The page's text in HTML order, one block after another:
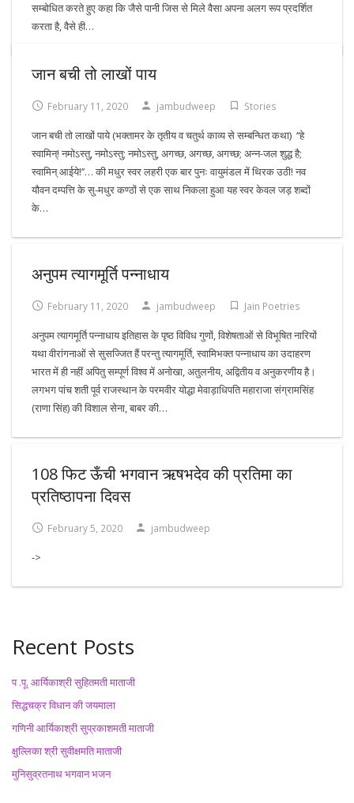
सम्बोधित करते हुए कहा कि जैसे पानी जिस से मिले वैसा अपना अलग रूप प्रदर्शित
करता है, वैसे ही…
जान बची तो लाखों पाय
February 11, 2020 jambudweep Stories
जान बची तो लाखों पाये (भक्तामर के तृतीय व चतुर्थ काव्य से सम्बन्धित कथा) ‘‘हे
स्वामिन्! नमोऽस्तु, नमोऽस्तु; नमोऽस्तु, अगच्छ, अगच्छ, अगच्छ; अन्न-जल शुद्ध है;
स्वामिन् आईये!’’… की मधुर स्वर लहरी एक बार पुनः वायुमंडल में थिरक उठी! नव
यौवन दम्पत्ति के सु-मधुर कण्ठों से एक साथ निकला हुआ यह स्वर केवल जड़ शब्दों
के…
अनुपम त्यागमूर्ति पन्नाधाय
February 11, 2020 jambudweep Jain Poetries
अनुपम त्यागमूर्ति पन्नाधाय इतिहास के पृष्ठ विविध गुणों, विशेषताओं से विभूषित नारियों
यथा वीरांगनाओं से सुसज्जित हैं परन्तु त्यागमूर्ति, स्वामिभक्त पन्नाधाय का उदाहरण
भारत में ही नहीं अपितु सम्पूर्ण विश्व में अनोखा, अतुलनीय, अद्वितीय व अनुकरणीय है।
लगभग पांच शती पूर्व राजस्थान के परमवीर योद्धा मेवाड़ाधिपति महाराजा संग्रामसिंह
(राणा सिंह) की विशाल सेना, बाबर की…
108 फिट ऊँची भगवान ऋषभदेव की प्रतिमा का
प्रतिष्ठापना दिवस
February 5, 2020 jambudweep
->
Recent Posts
प .पू. आर्यिकाश्री सुहितमती माताजी
सिद्धचक्र विधान की जयमाला
गणिनी आर्यिकाश्री सुप्रकाशमती माताजी
क्षुल्लिका श्री सुवीक्षमति माताजी
मुनिसुव्रतनाथ भगवान भजन